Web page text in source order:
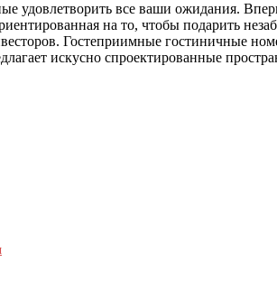
удовлетворить все ваши ожидания.
на то, чтобы подарить
Гостеприимные гостиничные
искусно спроектированные